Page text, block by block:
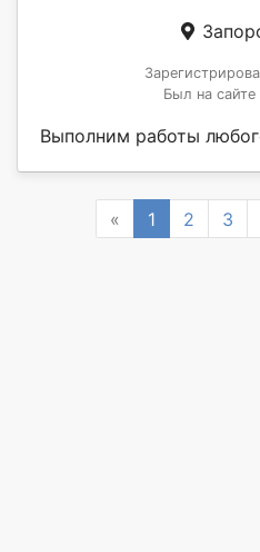
Был на сайте
Выполним работы
« Previous
1 2 3